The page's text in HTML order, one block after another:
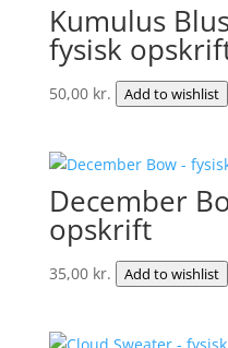
Kumulus
fysisk
50,00 kr. Add to wishlist
December
opskrift
35,00 kr. Add to wishlist